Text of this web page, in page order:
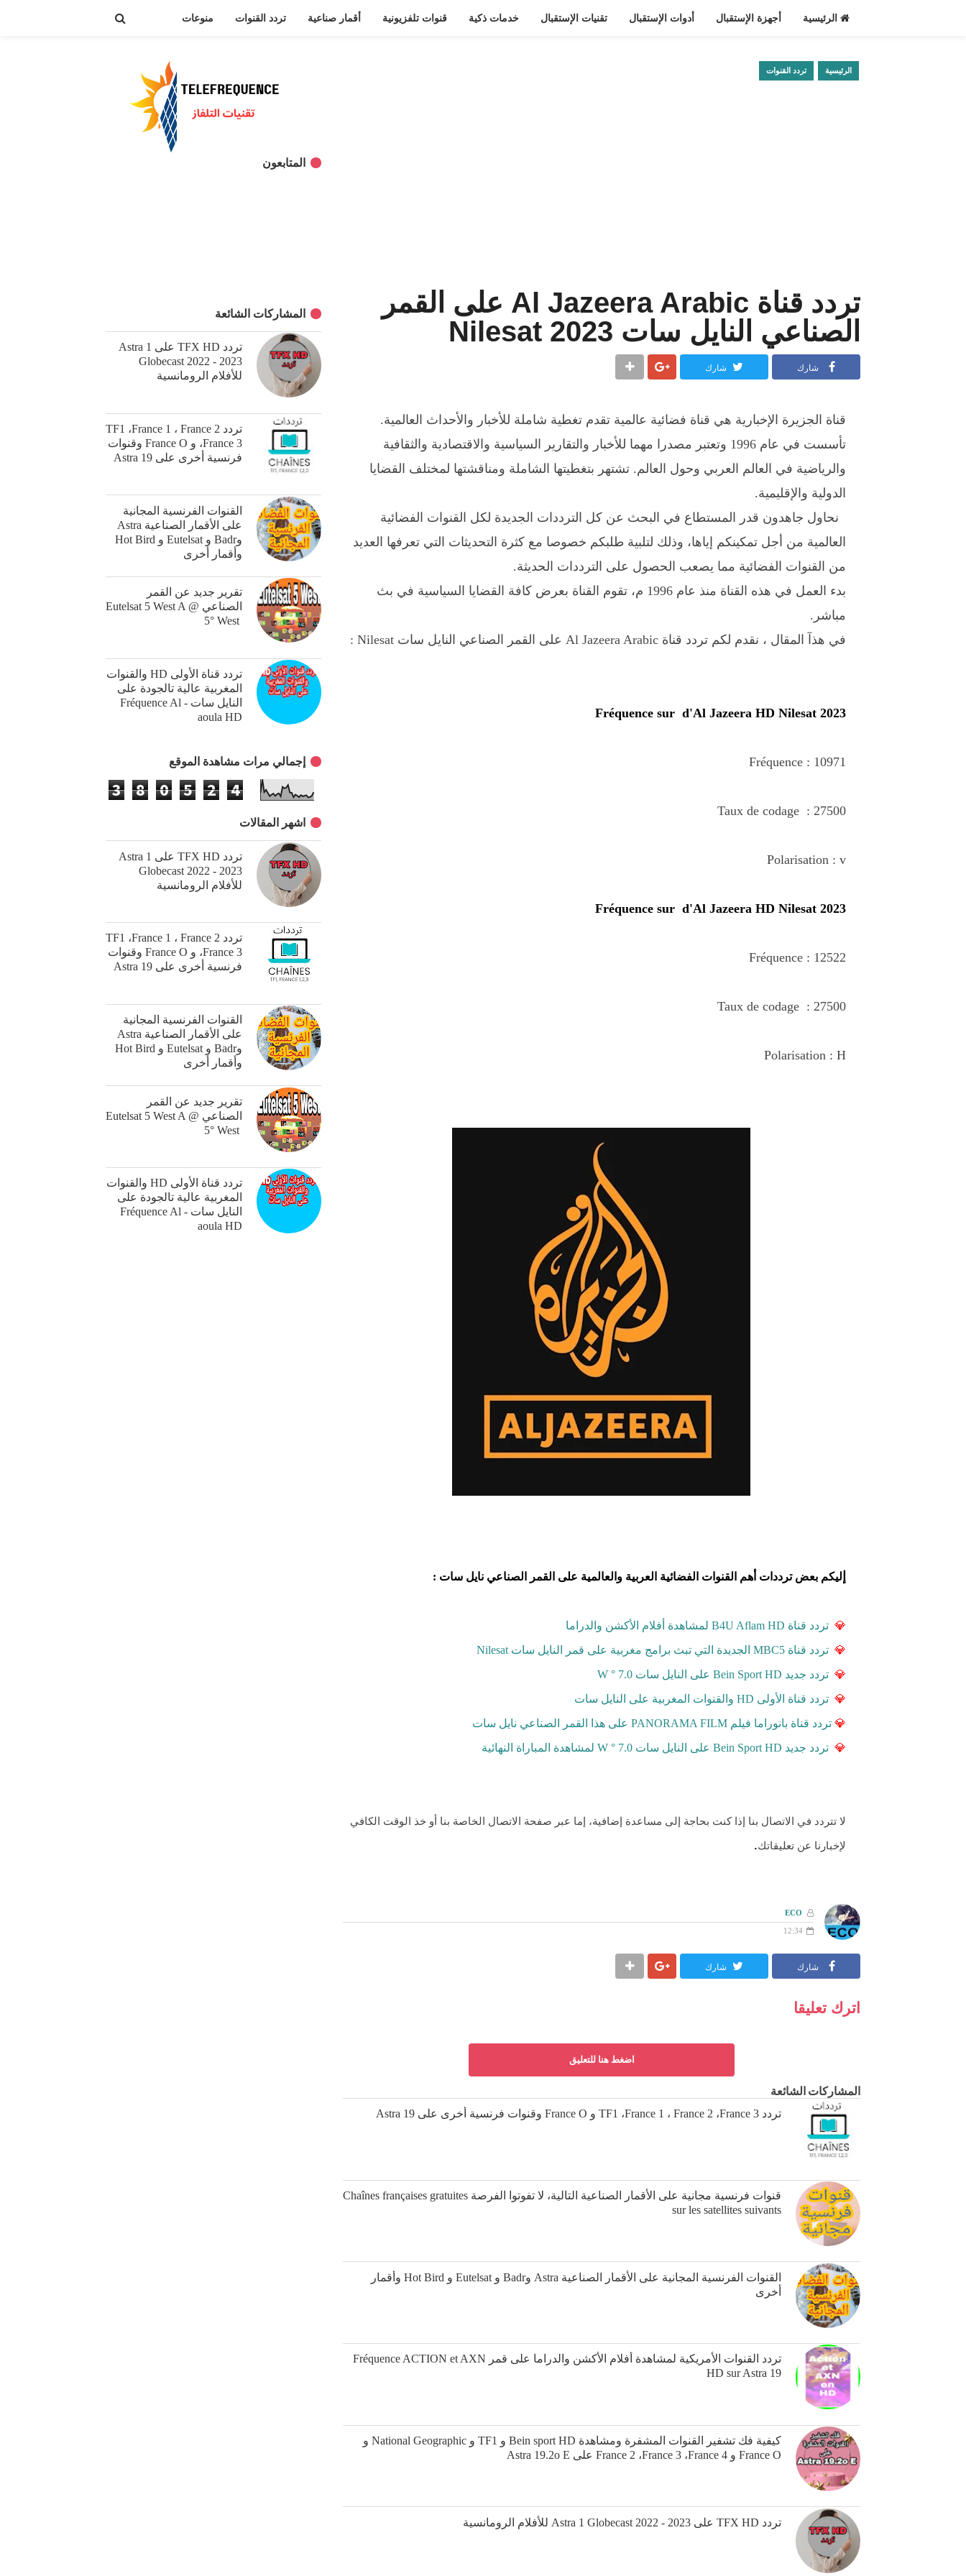
الرئيسية أجهزة الإستقبال أدوات الإستقبال تقنيات الإستقبال خدمات ذكية قنوات تلفزيونية أقمار صناعية تردد القنوات منوعات
الرئيسية تردد القنوات
تردد قناة Al Jazeera Arabic على القمر
الصناعي النايل سات 2023 Nilesat
شارك شارك
قناة الجزيرة الإخبارية هي قناة فضائية عالمية تقدم تغطية شاملة للأخبار والأحداث العالمية.
تأسست في عام 1996 وتعتبر مصدرا مهما للأخبار والتقارير السياسية والاقتصادية والثقافية
والرياضية في العالم العربي وحول العالم. تشتهر بتغطيتها الشاملة ومناقشتها لمختلف القضايا
الدولية والإقليمية.
نحاول جاهدون قدر المستطاع في البحث عن كل الترددات الجديدة لكل القنوات الفضائية
العالمية من أجل تمكينكم إياها، وذلك لتلبية طلبكم خصوصا مع كثرة التحديثات التي تعرفها العديد
من القنوات الفضائية مما يصعب الحصول على الترددات الحديثة.
بدء العمل في هذه القناة منذ عام 1996 م، تقوم القناة بعرض كافة القضايا السياسية في بث
مباشر.
في هذآ المقال ، نقدم لكم تردد قناة Al Jazeera Arabic على القمر الصناعي النايل سات Nilesat :
Fréquence sur d'Al Jazeera HD Nilesat 2023
Fréquence : 10971
Taux de codage : 27500
Polarisation : v
Fréquence sur d'Al Jazeera HD Nilesat 2023
Fréquence : 12522
Taux de codage : 27500
Polarisation : H
ليكم بعض ترددات أهم القنوات الفضائية العربية والعالمية على القمر الصناعي نايل سات :
💎 تردد قناة B4U Aflam HD لمشاهدة أفلام الأكشن والدرا ما
💎 تردد قناة MBC5 الجديدة التي تبث برامج مغربية على قمر النايل سات Nilesat
💎 تردد جديد Bein Sport HD على النايل سات 7.0 ° W
💎 تردد قناة الأولى HD والقنوات المغربية على النايل سات
💎 تردد قناة بانوراما فيلم PANORAMA FILM على هذا القمر الصناعي نايل سات
💎 تردد جديد Bein Sport HD على النايل سات 7.0 ° W لمشاهدة المباراة النهائية
لا تتردد في الاتصال بنا إذا كنت بحاجة إلى مساعدة إضافية، إما عبر صفحة الاتصال الخاصة بنا أو خذ الوقت الكافي
لإخبارنا عن تعليقاتك.
ECO
12:34
شارك شارك
اضغط هنا للتعليق
المشاركات الشائعة
تردد TF1 ،France 1 ، France 2 ،France 3 و France O وقنوات فرنسية أخرى على Astra 19
قنوات فرنسية مجانية على الأقمار الصناعية التالية، لا تفوتوا الفرصة Chaînes françaises gratuites
sur les satellites suivants
القنوات الفرنسية المجانية على الأقمار الصناعية Astra وBadr و Eutelsat و Hot Bird وأقمار
أخرى
تردد القنوات الأمريكية لمشاهدة أفلام الأكشن والدراما على قمر Fréquence ACTION et AXN
HD sur Astra 19
كيفية فك تشفير القنوات المشفرة ومشاهدة Bein sport HD و TF1 و National Geographic و
France O و France 2 ،France 3 ،France 4 على Astra 19.2o E
تردد TFX HD على Astra 1 Globecast 2022 - 2023 للأفلام الرومانسية
المتابعون
المشاركات الشائعة
تردد TFX HD على Astra 1
Globecast 2022 - 2023
للأفلام الرومانسية
تردد TF1 ،France 1 ، France 2
،France 3 و France O وقنوات
فرنسية أخرى على Astra 19
القنوات الفرنسية المجانية
على الأقمار الصناعية Astra
وBadr و Eutelsat و Hot Bird
وأقمار أخرى
‎تقرير جديد عن القمر
الصناعي ‏Eutelsat 5 West A @
5° West ‎
تردد قناة الأولىHD ‎ والقنوات
المغربية عالية تالجودة على
النايل سات - Fréquence Al
aoula HD‎
إجمالي مرات مشاهدة الموقع
3 8 0 5 2 4
اشهر المقالات
تردد TFX HD على Astra 1
Globecast 2022 - 2023
للأفلام الرومانسية
تردد TF1 ،France 1 ، France 2
،France 3 و France O وقنوات
فرنسية أخرى على Astra 19
القنوات الفرنسية المجانية
على الأقمار الصناعية Astra
وBadr و Eutelsat و Hot Bird
وأقمار أخرى
‎تقرير جديد عن القمر
الصناعي ‏Eutelsat 5 West A @
5° West ‎
تردد قناة الأولىHD ‎ والقنوات
المغربية عالية تالجودة على
النايل سات - Fréquence Al
aoula HD‎